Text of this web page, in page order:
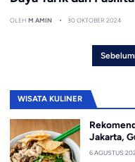
OLEH M AMIN 30 OKTOBER 2024
WISATA KULINER
Jakarta,
6 AGUSTUS